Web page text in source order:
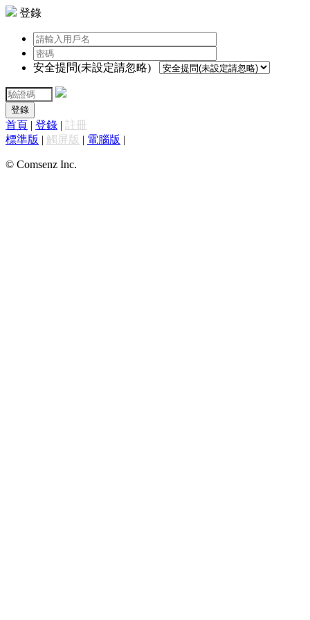
登錄
安全提問(未設定請忽略)
登錄
首頁 | 登錄 | 註冊
標準版 | 觸屏版 | 電腦版 |
© Comsenz Inc.